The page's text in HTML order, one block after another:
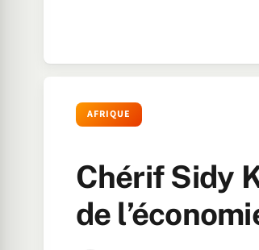
AFRIQUE
Chérif Sidy
de